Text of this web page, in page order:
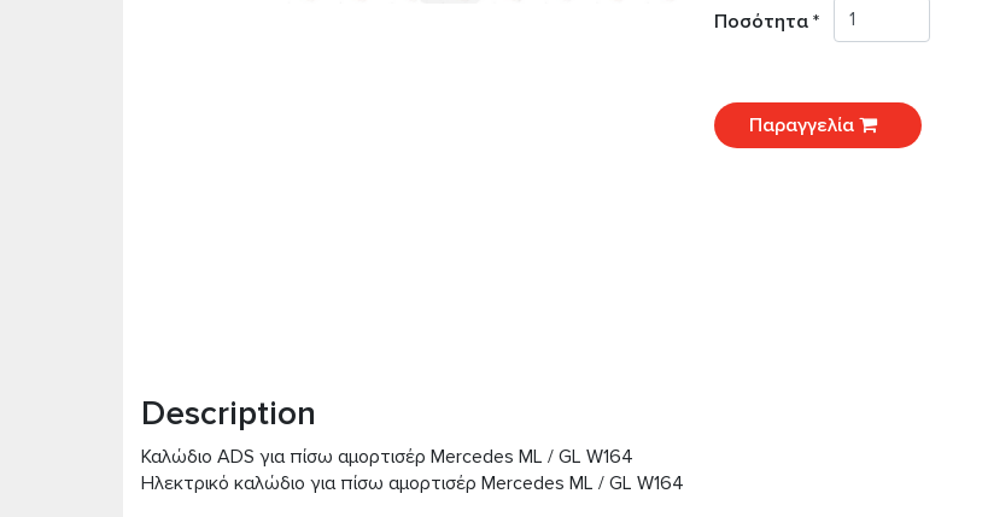
Ποσότητα *
Παραγγελία
Description
Καλώδιο ADS για πίσω αμορτισέρ Mercedes ML / GL W164
Ηλεκτρικό καλώδιο για πίσω αμορτισέρ Mercedes ML / GL W164